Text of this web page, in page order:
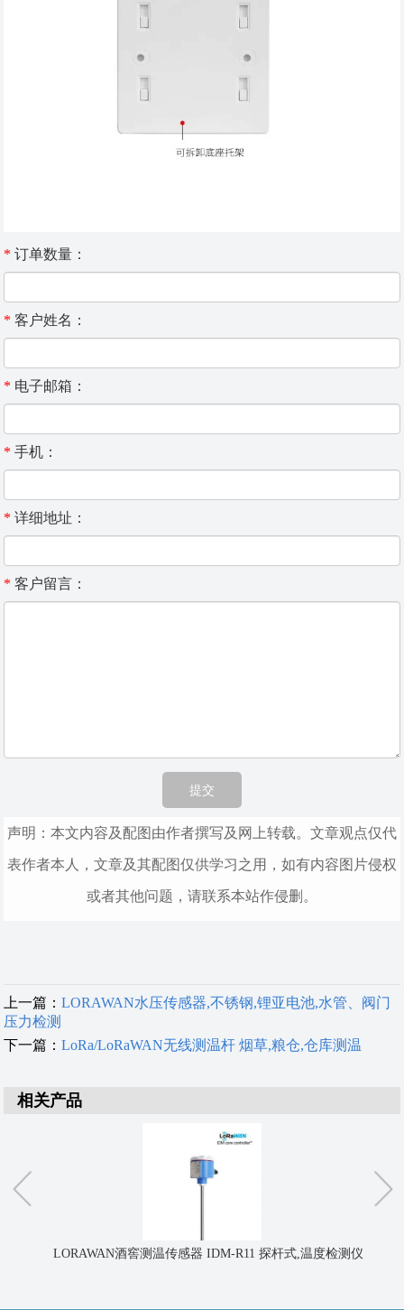
* 订单数量：
* 客户姓名：
* 电子邮箱：
* 手机：
* 详细地址：
* 客户留言：
声明：本文内容及配图由作者撰写及网上转载。文章观点仅代
表作者本人，文章及其配图仅供学习之用，如有内容图片侵权
或者其他问题，请联系本站作侵删。
上一篇：LORAWAN水压传感器,不锈钢,锂亚电池,水管、阀门
压力检测
下一篇：LoRa/LoRaWAN无线测温杆 烟草,粮仓,仓库测温
相关产品
LORAWAN酒窖测温传感器 IDM-R11 探杆式,温度检测仪